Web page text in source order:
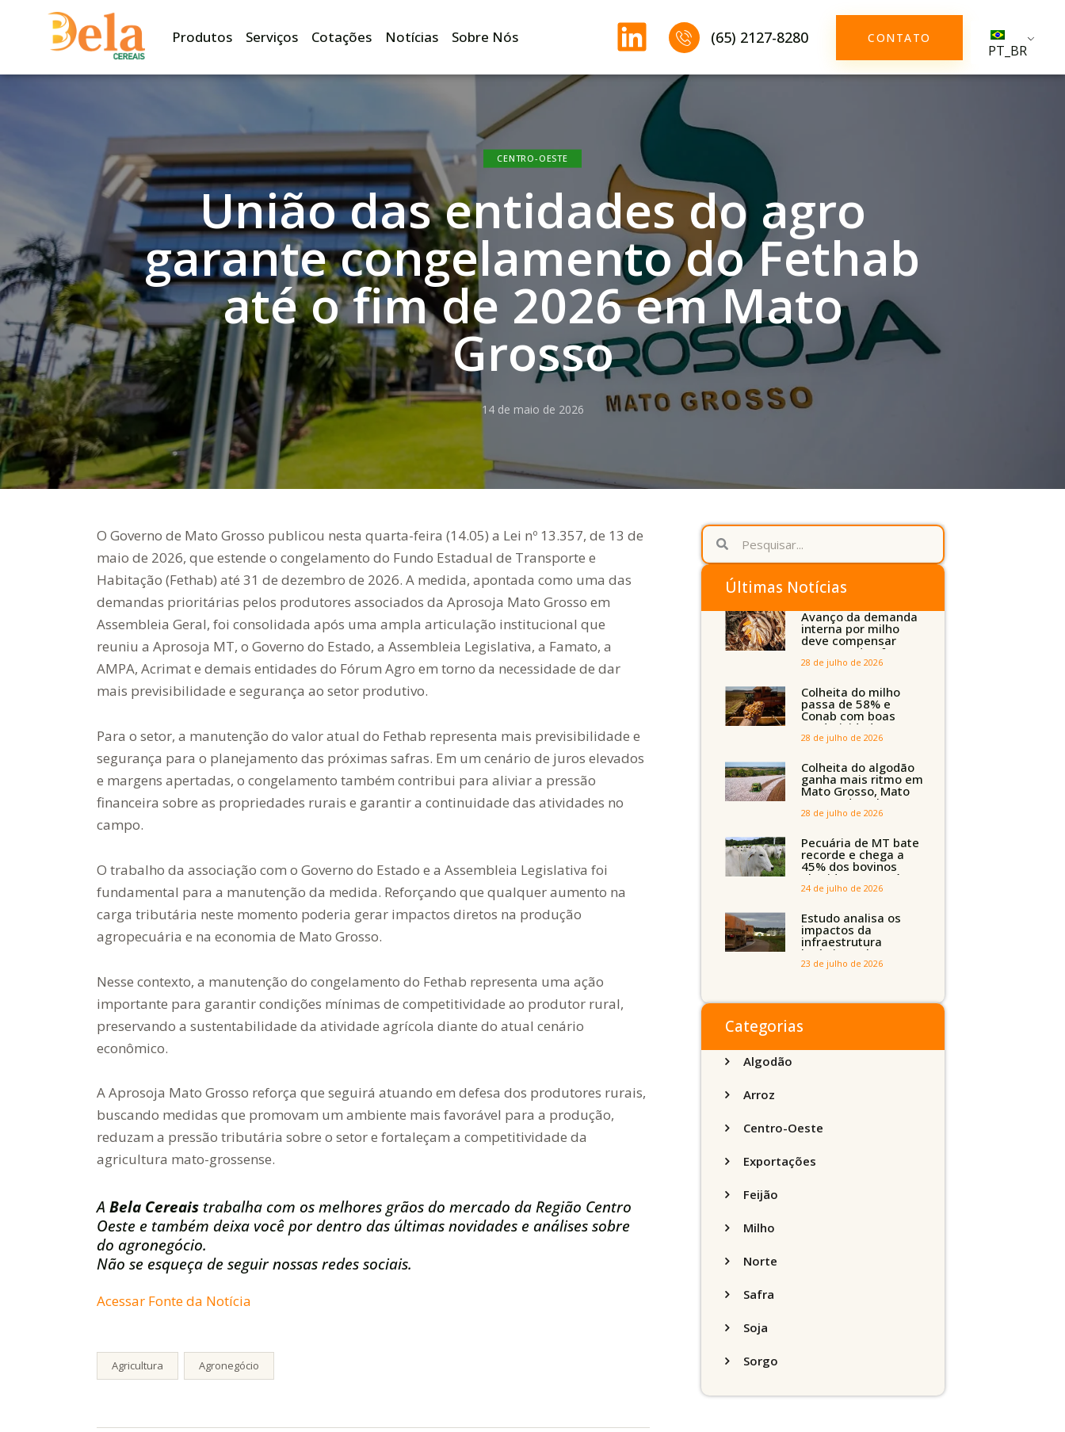
Produtos Serviços Cotações Notícias Sobre Nós (65) 2127-8280 CONTATO
PT_BR
CENTRO-OESTE
União das entidades do agro
garante congelamento do Fethab
até o fim de 2026 em Mato
Grosso
14 de maio de 2026
O Governo de Mato Grosso publicou nesta quarta-feira (14.05) a Lei nº 13.357, de 13 de
maio de 2026, que estende o congelamento do Fundo Estadual de Transporte e
Habitação (Fethab) até 31 de dezembro de 2026. A medida, apontada como uma das
demandas prioritárias pelos produtores associados da Aprosoja Mato Grosso em
Assembleia Geral, foi consolidada após uma ampla articulação institucional que
reuniu a Aprosoja MT, o Governo do Estado, a Assembleia Legislativa, a Famato, a
AMPA, Acrimat e demais entidades do Fórum Agro em torno da necessidade de dar
mais previsibilidade e segurança ao setor produtivo.
Para o setor, a manutenção do valor atual do Fethab representa mais previsibilidade e
segurança para o planejamento das próximas safras. Em um cenário de juros elevados
e margens apertadas, o congelamento também contribui para aliviar a pressão
financeira sobre as propriedades rurais e garantir a continuidade das atividades no
campo.
O trabalho da associação com o Governo do Estado e a Assembleia Legislativa foi
fundamental para a manutenção da medida. Reforçando que qualquer aumento na
carga tributária neste momento poderia gerar impactos diretos na produção
agropecuária e na economia de Mato Grosso.
Nesse contexto, a manutenção do congelamento do Fethab representa uma ação
importante para garantir condições mínimas de competitividade ao produtor rural,
preservando a sustentabilidade da atividade agrícola diante do atual cenário
econômico.
A Aprosoja Mato Grosso reforça que seguirá atuando em defesa dos produtores rurais,
buscando medidas que promovam um ambiente mais favorável para a produção,
reduzam a pressão tributária sobre o setor e fortaleçam a competitividade da
agricultura mato-grossense.
A Bela Cereais trabalha com os melhores grãos do mercado da Região Centro
Oeste e também deixa você por dentro das últimas novidades e análises sobre
do agronegócio.
Não se esqueça de seguir nossas redes sociais.
Acessar Fonte da Notícia
Agricultura Agronegócio
Últimas Notícias
Avanço da demanda
interna por milho
deve compensar
aumento da oferta
com safra recorde
aponta Imea
28 de julho de 2026
Colheita do milho
passa de 58% e
Conab com boas
produtividades em
Mato Grosso, mas
Tocantins, Maranhão
e Piauí
28 de julho de 2026
Colheita do algodão
ganha mais ritmo em
Mato Grosso, Mato
Grosso do Sul e
Maranhão
28 de julho de 2026
Pecuária de MT bate
recorde e chega a
45% dos bovinos
abatidos com até 24
meses
24 de julho de 2026
Estudo analisa os
impactos da
infraestrutura
logística sobre a
produção agrícola de
23 de julho de 2026
Categorias
Algodão
Arroz
Centro-Oeste
Exportações
Feijão
Milho
Norte
Safra
Soja
Sorgo